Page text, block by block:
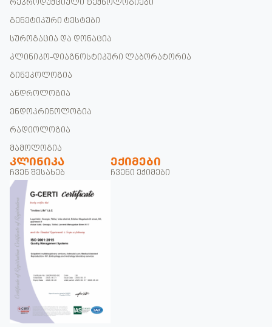
რეპროდუქციული ტექნოლოგიები
გენეტიკური ტესტები
სუროგაცია და დონაცია
კლინიკო-დიაგნოსტიკური ლაბორატორია
გინეკოლოგია
ანდროლოგია
ენდოკრინოლოგია
რადიოლოგია
მამოლოგია
ᲙᲚᲘᲜᲘᲙᲐ
ჩვენ შესახებ
ᲔᲥᲘᲛᲔᲑᲘ
ჩვენი ექიმები